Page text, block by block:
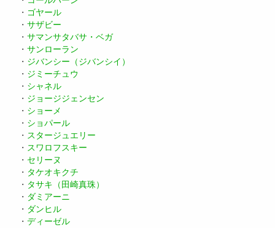
・ ゴヤール
・ サザビー
・ サマンサタバサ・ベガ
・ サンローラン
・ ジバンシー（ジバンシイ）
・ ジミーチュウ
・ シャネル
・ ジョージジェンセン
・ ショーメ
・ ショパール
・ スタージュエリー
・ スワロフスキー
・ セリーヌ
・ タケオキクチ
・ タサキ（田崎真珠）
・ ダミアーニ
・ ダンヒル
・ ディーゼル